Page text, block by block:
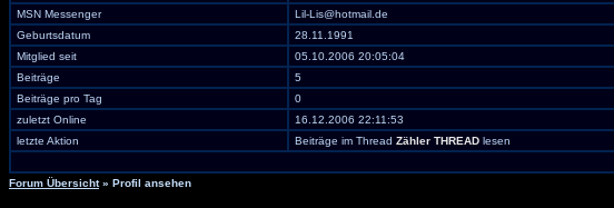
MSN Messenger
Lil-Lis@hotmail.de
Geburtsdatum
28.11.1991
Mitglied seit
05.10.2006 20:05:04
Beiträge
5
Beiträge pro Tag
0
zuletzt Online
16.12.2006 22:11:53
letzte Aktion
Beiträge im Thread Zähler THREAD lesen
Forum Übersicht» Profil ansehen